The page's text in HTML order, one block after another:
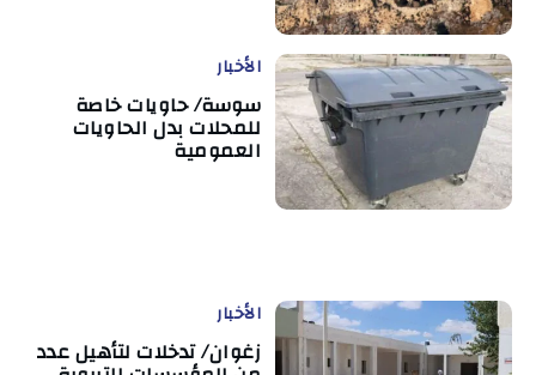
الأخبار
سوسة/ حاويات خاصة
للمحلات بدل الحاويات
العمومية
الأخبار
زغوان/ تدخلات لتأهيل عدد